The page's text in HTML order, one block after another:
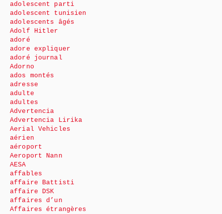
adolescent parti
adolescent tunisien
adolescents âgés
Adolf Hitler
adoré
adore expliquer
adoré journal
Adorno
ados montés
adresse
adulte
adultes
Advertencia
Advertencia Lirika
Aerial Vehicles
aérien
aéroport
Aeroport Nann
AESA
affables
affaire Battisti
affaire DSK
affaires d’un
Affaires étrangères